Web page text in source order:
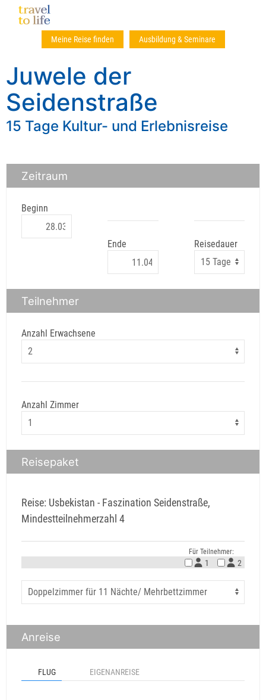
Meine Reise finden Ausbildung & Seminare
Juwele der
Seidenstraße
15 Tage Kultur- und Erlebnisreise
Zeitraum
Beginn
Ende Reisedauer
Teilnehmer
Anzahl Erwachsene
Anzahl Zimmer
Reisepaket
Reise: Usbekistan - Faszination Seidenstraße,
Mindestteilnehmerzahl 4
Für Teilnehmer:
1 2
Anreise
FLUG EIGENANREISE